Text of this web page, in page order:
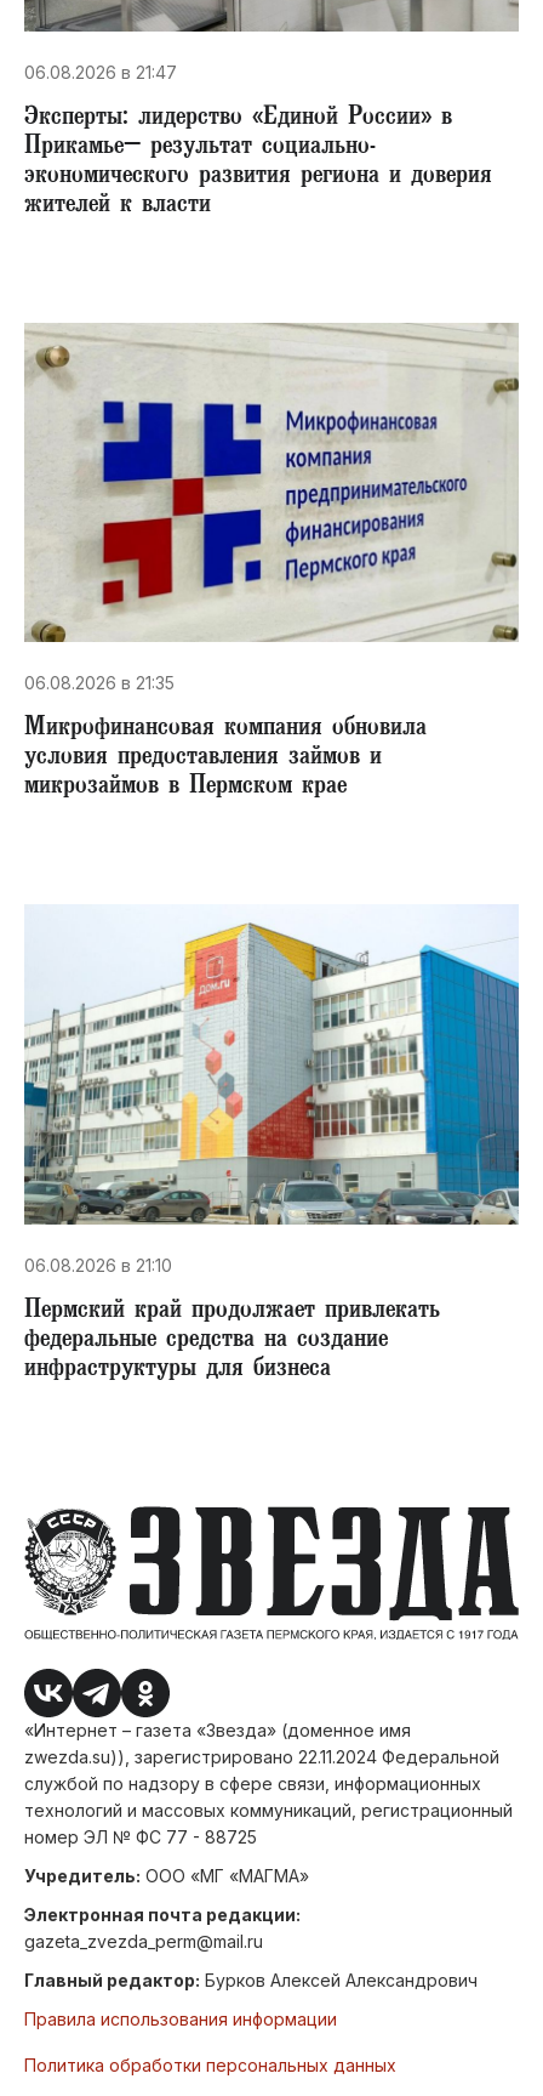
06.08.2026 в 21:47
Эксперты: лидерство «Единой России» в
Прикамье– результат социально-
экономического развития региона и доверия
жителей к власти
06.08.2026 в 21:35
Микрофинансовая компания обновила
условия предоставления займов и
микрозаймов в Пермском крае
06.08.2026 в 21:10
Пермский край продолжает привлекать
федеральные средства на создание
инфраструктуры для бизнеса
«Интернет – газета «Звезда» (доменное имя
zwezda.su)), зарегистрировано 22.11.2024 Федеральной
службой по надзору в сфере связи, информационных
технологий и массовых коммуникаций, регистрационный
номер ЭЛ № ФС 77 - 88725
Учредитель: ООО «МГ «МАГМА»
Электронная почта редакции:
gazeta_zvezda_perm@mail.ru
Главный редактор: Бурков Алексей Александрович
Правила использования информации
Политика обработки персональных данных